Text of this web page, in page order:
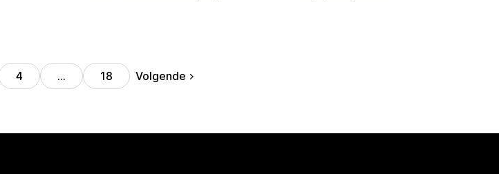
4 … 18 Volgende